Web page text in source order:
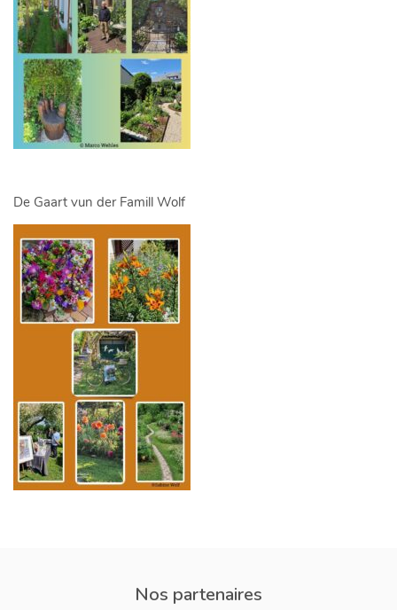
De Gaart vun der Famill Wolf
Nos partenaires